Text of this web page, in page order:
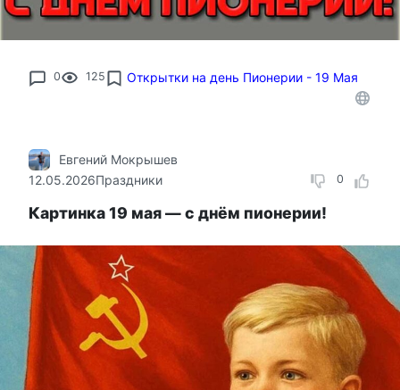
0 125 Открытки на день Пионерии - 19 Мая
0
Евгений Мокрышев
12.05.2026Праздники
Картинка 19 мая — с днём пионерии!